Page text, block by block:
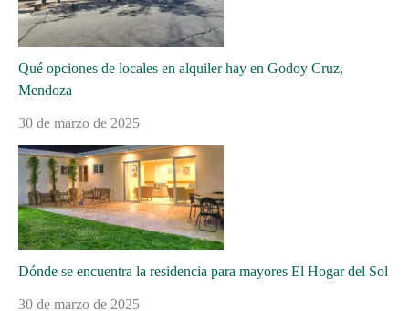
Qué opciones de locales en alquiler hay en Godoy Cruz,
Mendoza
30 de marzo de 2025
Dónde se encuentra la residencia para mayores El Hogar del Sol
30 de marzo de 2025